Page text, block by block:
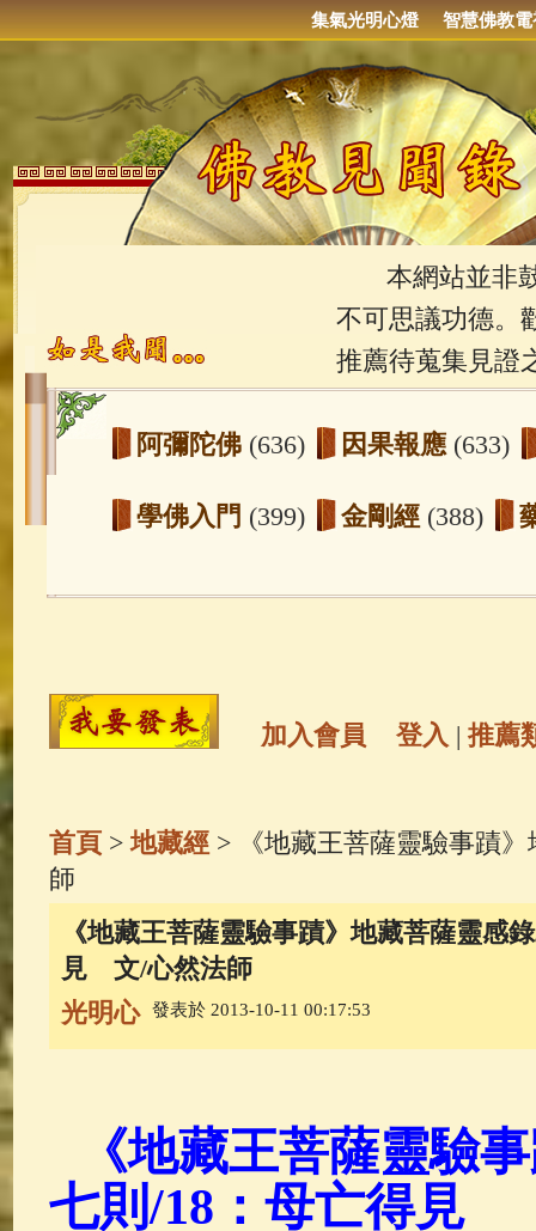
集氣光明心燈 智慧佛教電
本網站並非鼓
不可思議功德。
推薦待蒐集見證
阿彌陀佛 (636) 因果報應 (633)
學佛入門 (399) 金剛經 (388)
玉曆寶鈔(236) 地藏經(225)
高僧故事 (142) 放生護生 (133)
生活禪(70) 釋迦牟尼佛傳(69)
善財童子五十三參(57)
加入會員 登入 | 推薦
首頁>地藏經> 《地藏王菩薩靈驗事蹟
師
《地藏王菩薩靈驗事蹟》地藏菩薩靈感
見 文/心然法師
光明心
發表於 2013-10-11 00:17:53
《地藏王菩薩靈驗
七則/18：母亡得見